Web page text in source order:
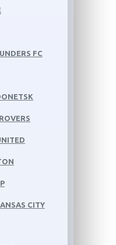
FC
CITY